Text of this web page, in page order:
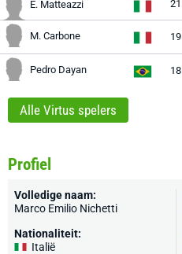
E. Matteazzi 21
M. Carbone 19
Pedro Dayan 18
Alle Virtus spelers
Profiel
Volledige naam:
Marco Emilio Nichetti
Nationaliteit:
Italië